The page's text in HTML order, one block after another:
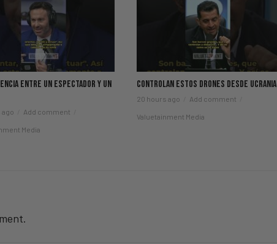
Entre Un Espectador Y Un
ago Add comment
Media
Controlan Estos Drones Desde Ucrania
20 hours ago Add comment
Valuetainment Media